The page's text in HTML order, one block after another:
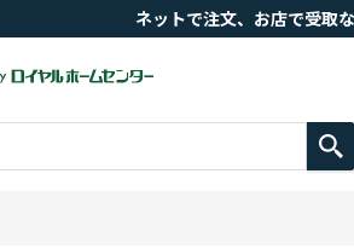
ネットで注文、お店で受取